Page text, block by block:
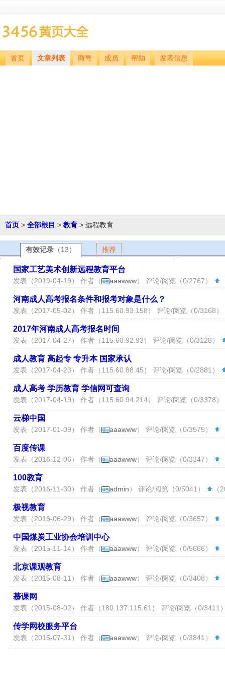
首页 文章列表 商号 成员 帮助 发表信息
首页 > 全部根目 > 教育 > 远程教育
有效记录 （13） 推荐
国家工艺美术创新远程教育平台
发表（2019-04-19） 作者（ aaawww） 评论/阅览（0/2767）
河南成人高考报名条件和报考对象是什么？
发表（2017-05-02） 作者（115.60.93.158） 评论/阅览（0/3168）
2017年河南成人高考报名时间
发表（2017-04-27） 作者（115.60.92.93） 评论/阅览（0/3128）
成人教育 高起专 专升本 国家承认
发表（2017-04-23） 作者（115.60.88.45） 评论/阅览（0/2881）
成人高考 学历教育 学信网可查询
发表（2017-04-19） 作者（115.60.94.214） 评论/阅览（0/3378）
云梯中国
发表（2017-01-09） 作者（ aaawww） 评论/阅览（0/3575）
百度传课
发表（2016-12-06） 作者（ aaawww） 评论/阅览（0/3347）
100教育
发表（2016-11-30） 作者（ admin） 评论/阅览（0/5041）
极视教育
发表（2016-06-29） 作者（ aaawww） 评论/阅览（0/3657）
中国煤炭工业协会培训中心
发表（2015-11-14） 作者（ aaawww） 评论/阅览（0/5666）
北京课观教育
发表（2015-08-11） 作者（ aaawww） 评论/阅览（0/3408）
慕课网
发表（2015-08-02） 作者（180.137.115.61 ） 评论/阅览（0/3411
传学网校服务平台
发表（2015-07-31） 作者（ aaawww） 评论/阅览（0/3841）